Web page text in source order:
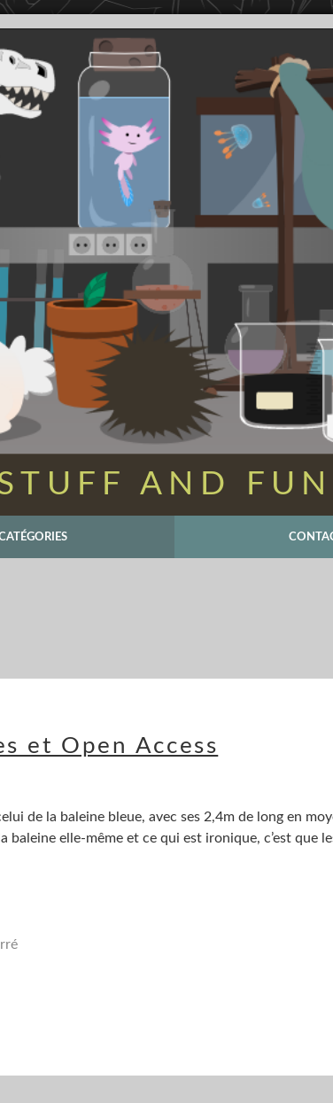
AND
et Open Access
de la baleine bleue, avec ses 2,4m de long en
elle-même et ce qui est ironique, c’est que